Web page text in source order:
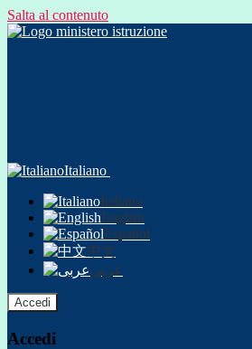
Salta al contenuto
Italiano
Italiano
English
Español
中文
عربى
Accedi
Accedi